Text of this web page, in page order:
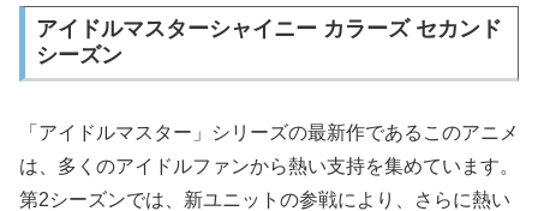
アイドルマスターシャイニー カラーズ セカンド
シーズン
「アイドルマスター」シリーズの最新作であるこのアニメ
は、多くのアイドルファンから熱い支持を集めています。
第2シーズンでは、新ユニットの参戦により、さらに熱い